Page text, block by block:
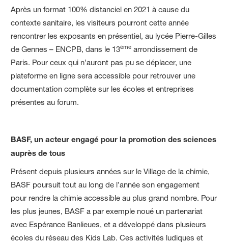
Après un format 100% distanciel en 2021 à cause du
contexte sanitaire, les visiteurs pourront cette année
rencontrer les exposants en présentiel, au lycée Pierre-Gilles
de Gennes – ENCPB, dans le 13ème arrondissement de
Paris. Pour ceux qui n’auront pas pu se déplacer, une
plateforme en ligne sera accessible pour retrouver une
documentation complète sur les écoles et entreprises
présentes au forum.
BASF, un acteur engagé pour la promotion des sciences
auprès de tous
Présent depuis plusieurs années sur le Village de la chimie,
BASF poursuit tout au long de l’année son engagement
pour rendre la chimie accessible au plus grand nombre. Pour
les plus jeunes, BASF a par exemple noué un partenariat
avec Espérance Banlieues, et a développé dans plusieurs
écoles du réseau des Kids Lab. Ces activités ludiques et